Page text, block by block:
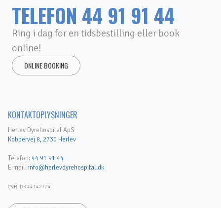
TELEFON 44 91 91 44
Ring i dag for en tidsbestilling eller book
online!
ONLINE BOOKING
KONTAKTOPLYSNINGER
Herlev Dyrehospital ApS
Kobbervej 8, 2730 Herlev
Telefon:44 91 91 44
E-mail:info@herlevdyrehospital.dk
CVR: DK 44142724